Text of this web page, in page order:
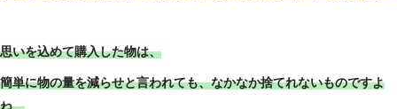
思いを込めて購入した物は、
簡単に物の量を減らせと言われても、なかなか捨てれないものですよ
ね。